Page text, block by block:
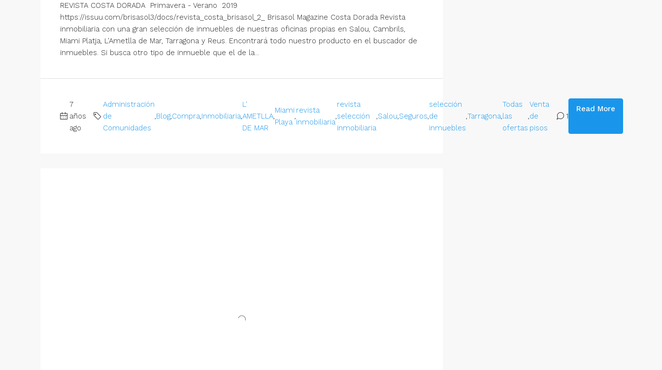
REVISTA COSTA DORADA Primavera - Verano 2019
https://issuu.com/brisasol3/docs/revista_costa_brisasol_2_ Brisasol Magazine Costa Dorada Revista
inmobiliaria con una gran selección de inmuebles de nuestras oficinas propias en Salou, Cambrils,
Miami Platja, L'Ametlla de Mar, Tarragona y Reus. Encontrará todo nuestro producto en el buscador de
inmuebles. Si busca otro tipo de inmueble que el de la...
7
años
ago
Administración
de
Comunidades
,Blog,Compra,Inmobiliaria,
L'
AMETLLA
DE MAR
,
Miami
Playa
,
revista
inmobiliaria
,
revista
selección
inmobiliaria
,Salou,Seguros,
selección
de
inmuebles
,Tarragona,
Todas
las
ofertas
,
Venta
de
pisos
1
Read More